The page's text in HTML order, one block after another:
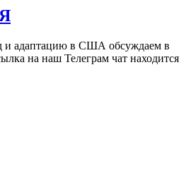
и адаптацию в США обсуждаем в
на наш Телеграм чат находится